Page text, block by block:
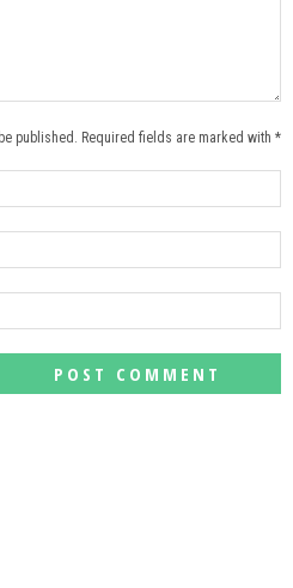
published. Required fields are marked with *